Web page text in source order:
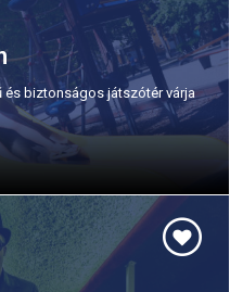
és biztonságos játszótér várja